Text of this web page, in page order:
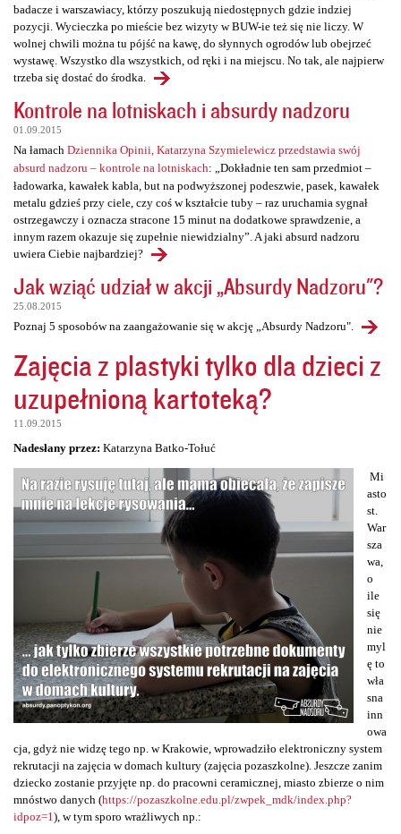
badacze i warszawiacy, którzy poszukują niedostępnych gdzie indziej
pozycji. Wycieczka po mieście bez wizyty w BUW-ie też się nie liczy. W
wolnej chwili można tu pójść na kawę, do słynnych ogrodów lub obejrzeć
wystawę. Wszystko dla wszystkich, od ręki i na miejscu. No tak, ale najpierw
trzeba się dostać do środka.
Kontrole na lotniskach i absurdy nadzoru
01.09.2015
Na łamach Dziennika Opinii, Katarzyna Szymielewicz przedstawia swój
absurd nadzoru – kontrole na lotniskach: „Dokładnie ten sam przedmiot –
ładowarka, kawałek kabla, but na podwyższonej podeszwie, pasek, kawałek
metalu gdzieś przy ciele, czy coś w kształcie tuby – raz uruchamia sygnał
ostrzegawczy i oznacza stracone 15 minut na dodatkowe sprawdzenie, a
innym razem okazuje się zupełnie niewidzialny”. A jaki absurd nadzoru
uwiera Ciebie najbardziej?
Jak wziąć udział w akcji „Absurdy Nadzoru"?
25.08.2015
Poznaj 5 sposobów na zaangażowanie się w akcję „Absurdy Nadzoru".
Zajęcia z plastyki tylko dla dzieci z
uzupełnioną kartoteką?
11.09.2015
Nadesłany przez: Katarzyna Batko-Tołuć
Mi
asto
st.
War
sza
wa,
o
ile
się
nie
myl
ę to
wła
sna
inn
owa
cja, gdyż nie widzę tego np. w Krakowie, wprowadziło elektroniczny system
rekrutacji na zajęcia w domach kultury (zajęcia pozaszkolne). Jeszcze zanim
dziecko zostanie przyjęte np. do pracowni ceramicznej, miasto zbierze o nim
mnóstwo danych (https://pozaszkolne.edu.pl/zwpek_mdk/index.php?
idpoz=1), w tym sporo wrażliwych np.: